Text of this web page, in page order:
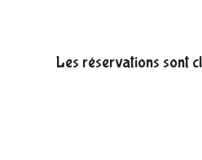
Les réservations sont